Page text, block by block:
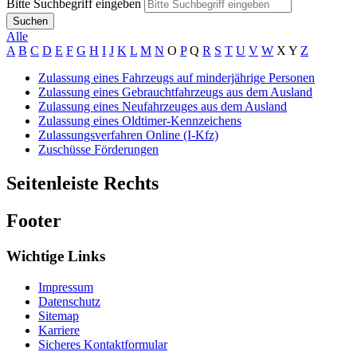
Bitte Suchbegriff eingeben
Suchen
Alle
A B C D E F G H I J K L M N O P Q R S T U V W XY Z
Zulassung eines Fahrzeugs auf minderjährige Personen
Zulassung eines Gebrauchtfahrzeugs aus dem Ausland
Zulassung eines Neufahrzeuges aus dem Ausland
Zulassung eines Oldtimer-Kennzeichens
Zulassungsverfahren Online (I-Kfz)
Zuschüsse Förderungen
Seitenleiste Rechts
Footer
Wichtige Links
Impressum
Datenschutz
Sitemap
Karriere
Sicheres Kontaktformular